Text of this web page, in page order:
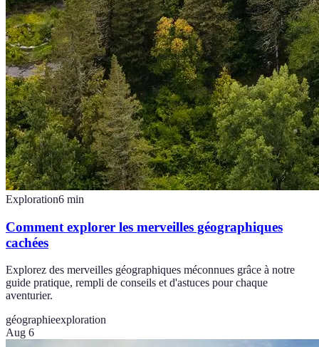
Exploration6 min
Comment explorer les merveilles géographiques
cachées
Explorez des merveilles géographiques méconnues grâce à notre
guide pratique, rempli de conseils et d'astuces pour chaque
aventurier.
géographieexploration
Aug 6